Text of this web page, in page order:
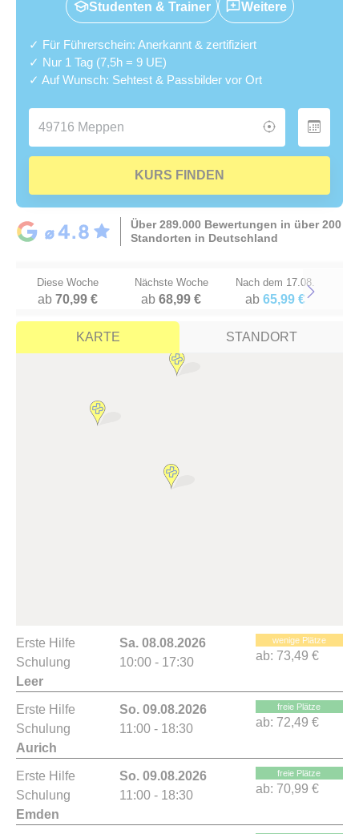
Studenten & Trainer Weitere
✓ Für Führerschein: Anerkannt & zertifiziert
✓ Nur 1 Tag (7,5h = 9 UE)
✓ Auf Wunsch: Sehtest & Passbilder vor Ort
KURS FINDEN
Über 289.000 Bewertungen in über 200
Standorten in Deutschland
Diese Woche
ab70,99 €
Nächste Woche
ab68,99 €
Nach dem 17.08.
ab 65,99 €Next
KARTE STANDORT
Erste Hilfe
Schulung
Leer
Sa. 08.08.2026
10:00 - 17:30
wenige Plätze
ab: 73,49 €
Erste Hilfe
Schulung
Aurich
So. 09.08.2026
11:00 - 18:30
freie Plätze
ab: 72,49 €
Erste Hilfe
Schulung
Emden
So. 09.08.2026
11:00 - 18:30
freie Plätze
ab: 70,99 €